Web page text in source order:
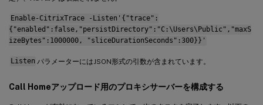
Enable-CitrixTrace -Listen'{"trace":
{"enabled":false,"persistDirectory":"C:\Users\Public","maxS
izeBytes":1000000, "sliceDurationSeconds":300}}'
Listen パラメーターにはJSON形式の引数が含まれています。
Call Homeアップロード用のプロキシサーバーを構成する